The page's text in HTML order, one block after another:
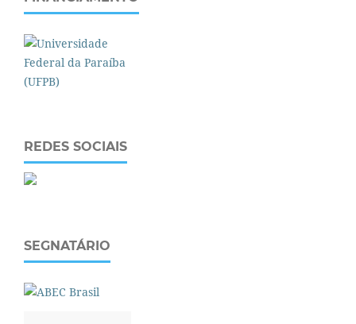
REDES SOCIAIS
SEGNATÁRIO